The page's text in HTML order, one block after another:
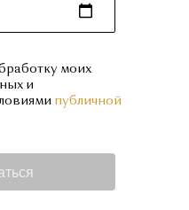
моих
и
публичной